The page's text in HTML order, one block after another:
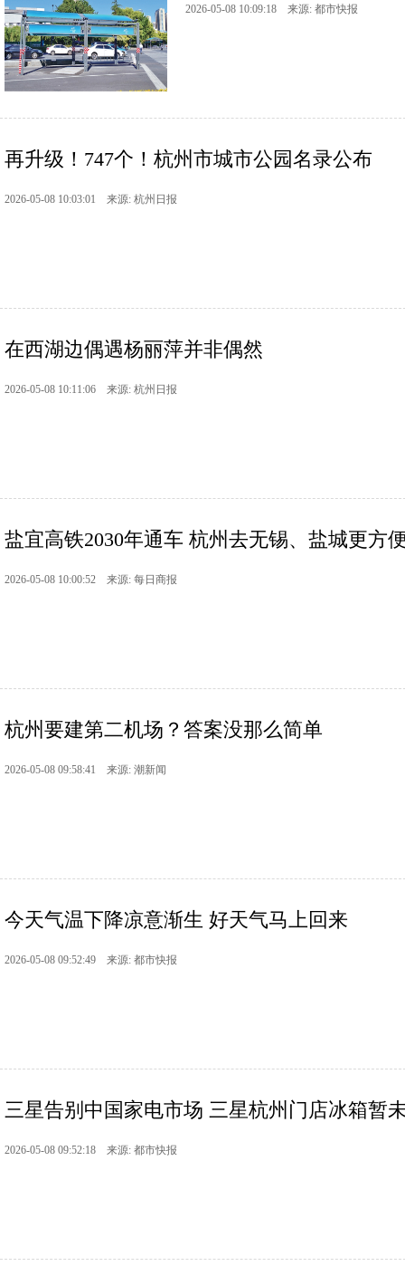
2026-05-08 10:09:18 来源: 都市快报
再升级！747个！杭州市城市公园名录公布
2026-05-08 10:03:01 来源: 杭州日报
在西湖边偶遇杨丽萍并非偶然
2026-05-08 10:11:06 来源: 杭州日报
盐宜高铁2030年通车 杭州去无锡、盐城更方
2026-05-08 10:00:52 来源: 每日商报
杭州要建第二机场？答案没那么简单
2026-05-08 09:58:41 来源: 潮新闻
今天气温下降凉意渐生 好天气马上回来
2026-05-08 09:52:49 来源: 都市快报
三星告别中国家电市场 三星杭州门店冰箱暂
2026-05-08 09:52:18 来源: 都市快报